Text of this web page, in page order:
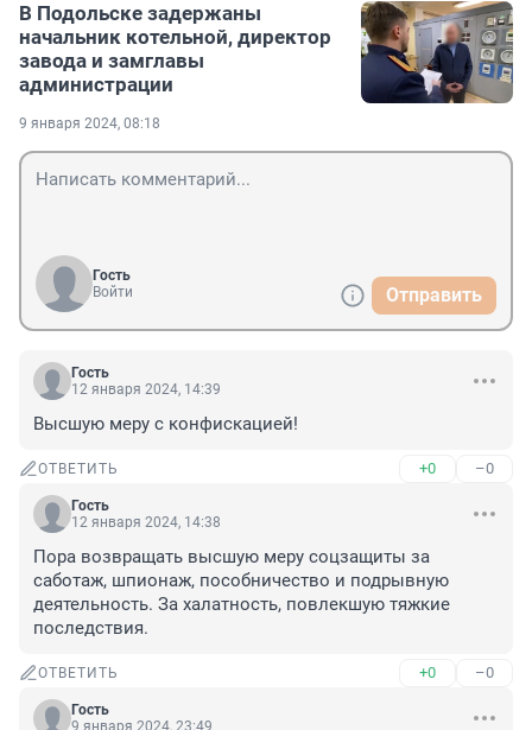
В Подольске задержаны
начальник котельной, директор
завода и замглавы
администрации
9 января 2024, 08:18
Гость
Войти
Отправить
Гость
12 января 2024, 14:39
Высшую меру с конфискацией!
ОТВЕТИТЬ +0 –0
Гость
12 января 2024, 14:38
Пора возвращать высшую меру соцзащиты за
саботаж, шпионаж, пособничество и подрывную
деятельность. За халатность, повлекшую тяжкие
последствия.
ОТВЕТИТЬ +0 –0
Гость
9 января 2024, 23:49